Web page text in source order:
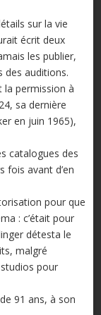
sur la vie
écrit deux
les publier,
des auditions.
la permission à
sa dernière
en juin 1965),
catalogues des
fois avant d’en
pour que
: c’était pour
détesta le
malgré
pour
91 ans, à son